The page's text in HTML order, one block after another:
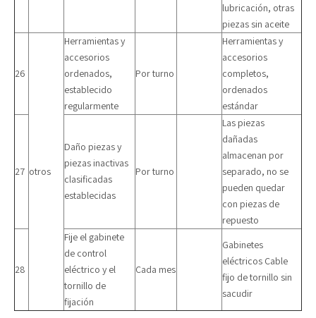
lubricación, otras
piezas sin aceite
26
otros
Herramientas y
accesorios
ordenados,
establecido
regularmente
Por turno
Herramientas y
accesorios
completos,
ordenados
estándar
27
Daño piezas y
piezas inactivas
clasificadas
establecidas
Por turno
Las piezas
dañadas
almacenan por
separado, no se
pueden quedar
con piezas de
repuesto
28
Fije el gabinete
de control
eléctrico y el
tornillo de
fijación
Cada mes
Gabinetes
eléctricos Cable
fijo de tornillo sin
sacudir